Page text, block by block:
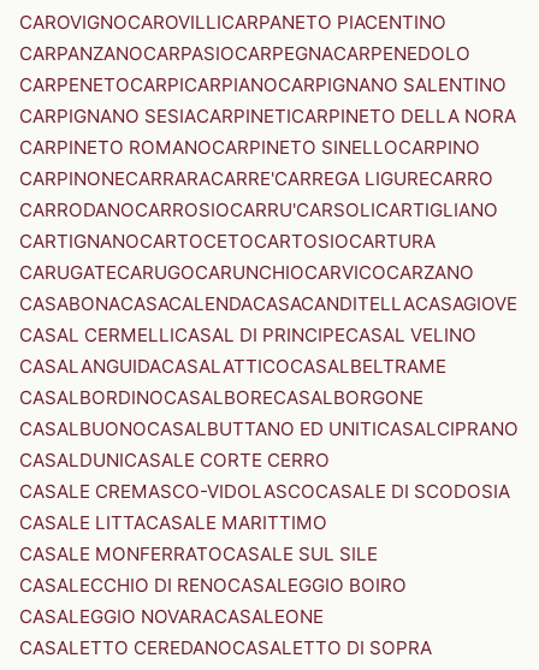
CAROVIGNOCAROVILLICARPANETO PIACENTINO
CARPANZANOCARPASIOCARPEGNACARPENEDOLO
CARPENETOCARPICARPIANOCARPIGNANO SALENTINO
CARPIGNANO SESIACARPINETICARPINETO DELLA NORA
CARPINETO ROMANOCARPINETO SINELLOCARPINO
CARPINONECARRARACARRE'CARREGA LIGURECARRO
CARRODANOCARROSIOCARRU'CARSOLICARTIGLIANO
CARTIGNANOCARTOCETOCARTOSIOCARTURA
CARUGATECARUGOCARUNCHIOCARVICOCARZANO
CASABONACASACALENDACASACANDITELLACASAGIOVE
CASAL CERMELLICASAL DI PRINCIPECASAL VELINO
CASALANGUIDACASALATTICOCASALBELTRAME
CASALBORDINOCASALBORECASALBORGONE
CASALBUONOCASALBUTTANO ED UNITICASALCIPRANO
CASALDUNICASALE CORTE CERRO
CASALE CREMASCO-VIDOLASCOCASALE DI SCODOSIA
CASALE LITTACASALE MARITTIMO
CASALE MONFERRATOCASALE SUL SILE
CASALECCHIO DI RENOCASALEGGIO BOIRO
CASALEGGIO NOVARACASALEONE
CASALETTO CEREDANOCASALETTO DI SOPRA